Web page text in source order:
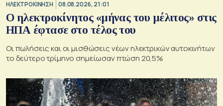
ΗΛΕΚΤΡΟΚΙΝΗΣΗ 08.08.2026, 21:01
Ο ηλεκτροκίνητος «μήνας του μέλιτος» στις
ΗΠΑ έφτασε στο τέλος του
Οι πωλήσεις και οι μισθώσεις νέων ηλεκτρικών αυτοκινήτων
το δεύτερο τρίμηνο σημείωσαν πτώση 20,5%